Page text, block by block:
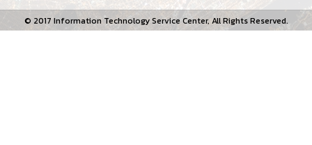
© 2017 Information Technology Service Center, All Rights Reserved.